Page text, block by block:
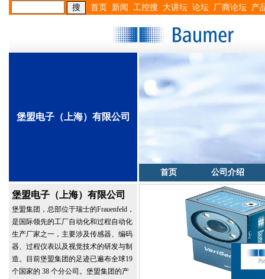
首页 新闻 工控搜 大讲坛 论坛 厂商论坛 产
堡盟电子（上海）有限公司
首页 公司介绍
堡盟电子（上海）有限公司
堡盟集团，总部位于瑞士的Frauenfeld，
是国际领先的工厂自动化和过程自动化
生产厂家之一，主要涉及传感器、编码
器、过程仪表以及视觉技术的研发与制
造。目前堡盟集团的足迹已遍布全球19
个国家的 38 个分公司。堡盟集团的产